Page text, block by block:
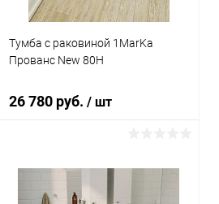
Тумба с раковиной 1MarKa
Прованс New 80Н
26 780 руб./ шт
В корзину